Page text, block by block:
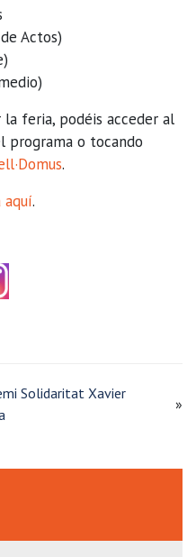
Actos)
la feria, podéis acceder al
programa o tocando
.
aquí.
Solidaritat Xavier
»